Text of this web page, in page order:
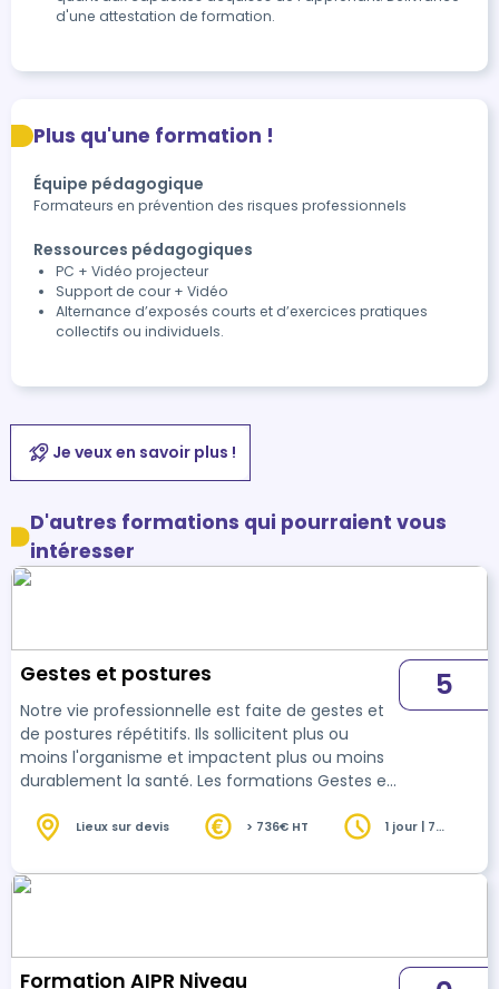
d'une attestation de formation.
Plus qu'une formation !
Équipe pédagogique
Formateurs en prévention des risques professionnels
Ressources pédagogiques
PC + Vidéo projecteur
Support de cour + Vidéo
Alternance d’exposés courts et d’exercices pratiques
collectifs ou individuels.
Je veux en savoir plus !
D'autres formations qui pourraient vous
intéresser
Gestes et postures
Notre vie professionnelle est faite de gestes et
de postures répétitifs. Ils sollicitent plus ou
moins l'organisme et impactent plus ou moins
durablement la santé. Les formations Gestes et
de la réglementation et des solutions qui
des besoins et dossier administratif complet au
minimum 2 semaines avant le début de la
5
Lieux sur devis > 736€ HT
1 jour | 7
Formation AIPR Niveau